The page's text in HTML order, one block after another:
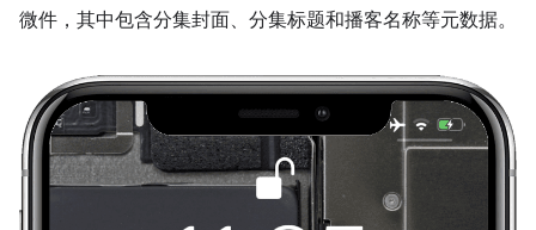
微件，其中包含分集封面、分集标题和播客名称等元数据。